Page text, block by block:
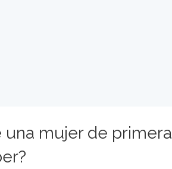
una mujer de primera